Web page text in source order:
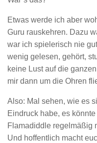
Etwas werde ich aber
Guru rauskehren. Dazu
war ich spielerisch nie
wenig gelesen, gehört,
keine Lust auf die
mir dann um die Ohren
Also: Mal sehen, wie es
Eindruck habe, es
Flamadiddle regelmäßig
Und hoffentlich macht